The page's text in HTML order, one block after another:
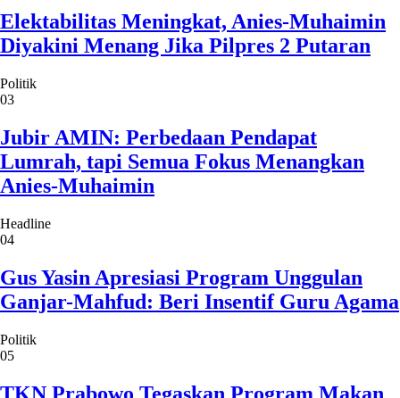
Elektabilitas Meningkat, Anies-Muhaimin
Diyakini Menang Jika Pilpres 2 Putaran
Politik
03
Jubir AMIN: Perbedaan Pendapat
Lumrah, tapi Semua Fokus Menangkan
Anies-Muhaimin
Headline
04
Gus Yasin Apresiasi Program Unggulan
Ganjar-Mahfud: Beri Insentif Guru Agama
Politik
05
TKN Prabowo Tegaskan Program Makan